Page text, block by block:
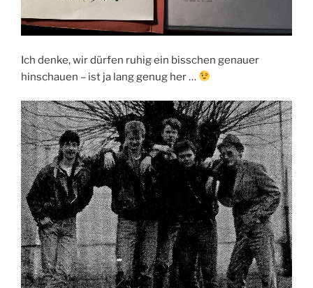
Ich denke, wir dürfen ruhig ein bisschen genauer
hinschauen – ist ja lang genug her …